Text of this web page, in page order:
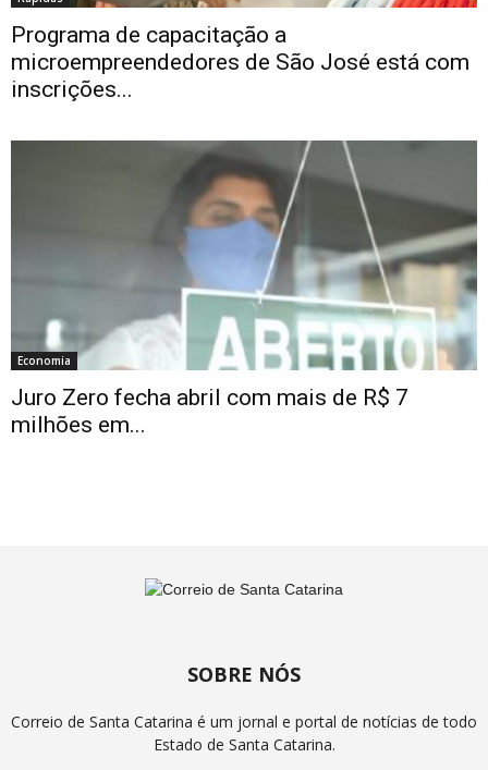
Programa de capacitação a
microempreendedores de São José está com
inscrições...
Economia
Juro Zero fecha abril com mais de R$ 7
milhões em...
SOBRE NÓS
Correio de Santa Catarina é um jornal e portal de notícias de todo
Estado de Santa Catarina.